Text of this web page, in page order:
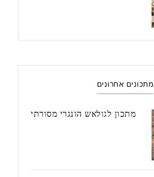
מתכונים אחרונים
מתכון לגולאש הונגרי מסורתי